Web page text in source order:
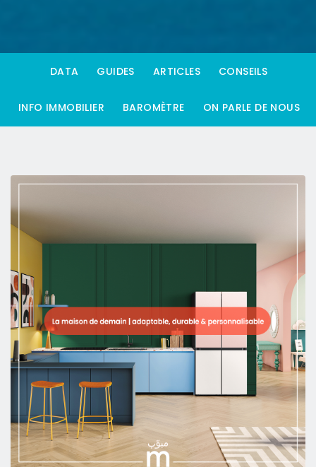
DATA GUIDES ARTICLES CONSEILS
INFO IMMOBILIER BAROMÈTRE ON PARLE DE NOUS